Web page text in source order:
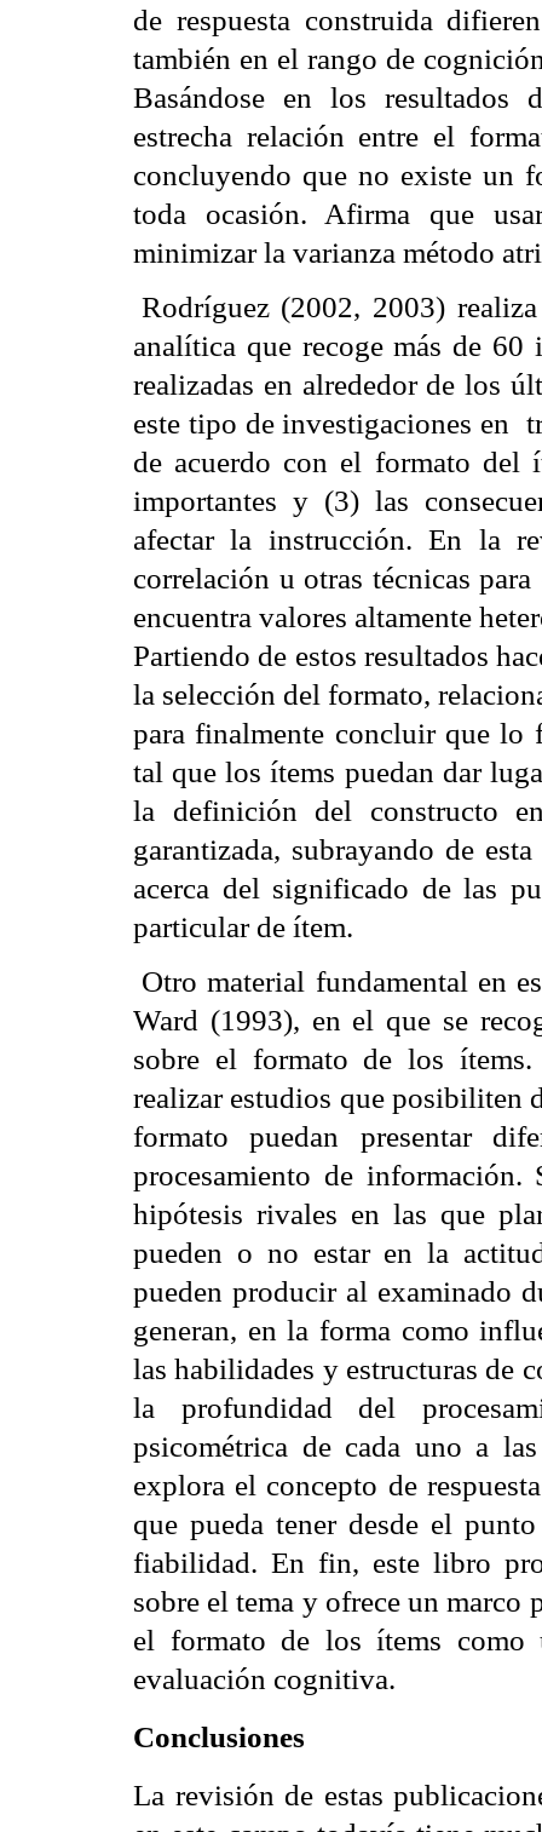
de respuesta construida
también en el rango de
Basándose en los resultados
estrecha relación entre el
concluyendo que no existe un
toda ocasión. Afirma que
minimizar la varianza método
Rodríguez (2002, 2003)
analítica que recoge más de
realizadas en alrededor de los
este tipo de investigaciones en
de acuerdo con el formato del
importantes y (3) las
afectar la instrucción. En la
correlación u otras técnicas
encuentra valores altamente
Partiendo de estos resultados
la selección del formato,
para finalmente concluir que lo
tal que los ítems puedan dar
la definición del constructo
garantizada, subrayando de
acerca del significado de las
particular de ítem.
Otro material fundamental en
Ward (1993), en el que se
sobre el formato de los
realizar estudios que posibiliten
formato puedan presentar
procesamiento de
hipótesis rivales en las que
pueden o no estar en la
pueden producir al examinado
generan, en la forma como
las habilidades y estructuras de
la profundidad del
psicométrica de cada uno a
explora el concepto de
que pueda tener desde el
fiabilidad. En fin, este libro
sobre el tema y ofrece un marco
el formato de los ítems como
evaluación cognitiva.
Conclusiones
La revisión de estas